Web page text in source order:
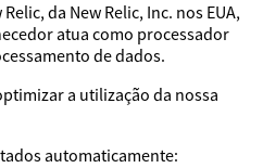
da New Relic, Inc. nos EUA,
atua como processador
de dados.
a utilização da nossa
automaticamente: